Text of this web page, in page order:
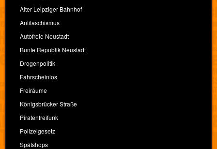
Alter Leipziger Bahnhof
Antifaschismus
Autofreie Neustadt
Bunte Republik Neustadt
Drogenpolitik
Fahrscheinlos
Freiräume
Königsbrücker Straße
Piratenfreifunk
Polizeigesetz
Spätshops